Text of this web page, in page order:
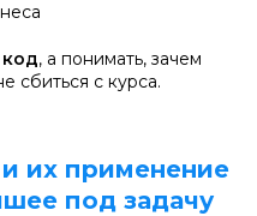
код, а понимать, зачем
сбиться с курса.
их применение
под задачу